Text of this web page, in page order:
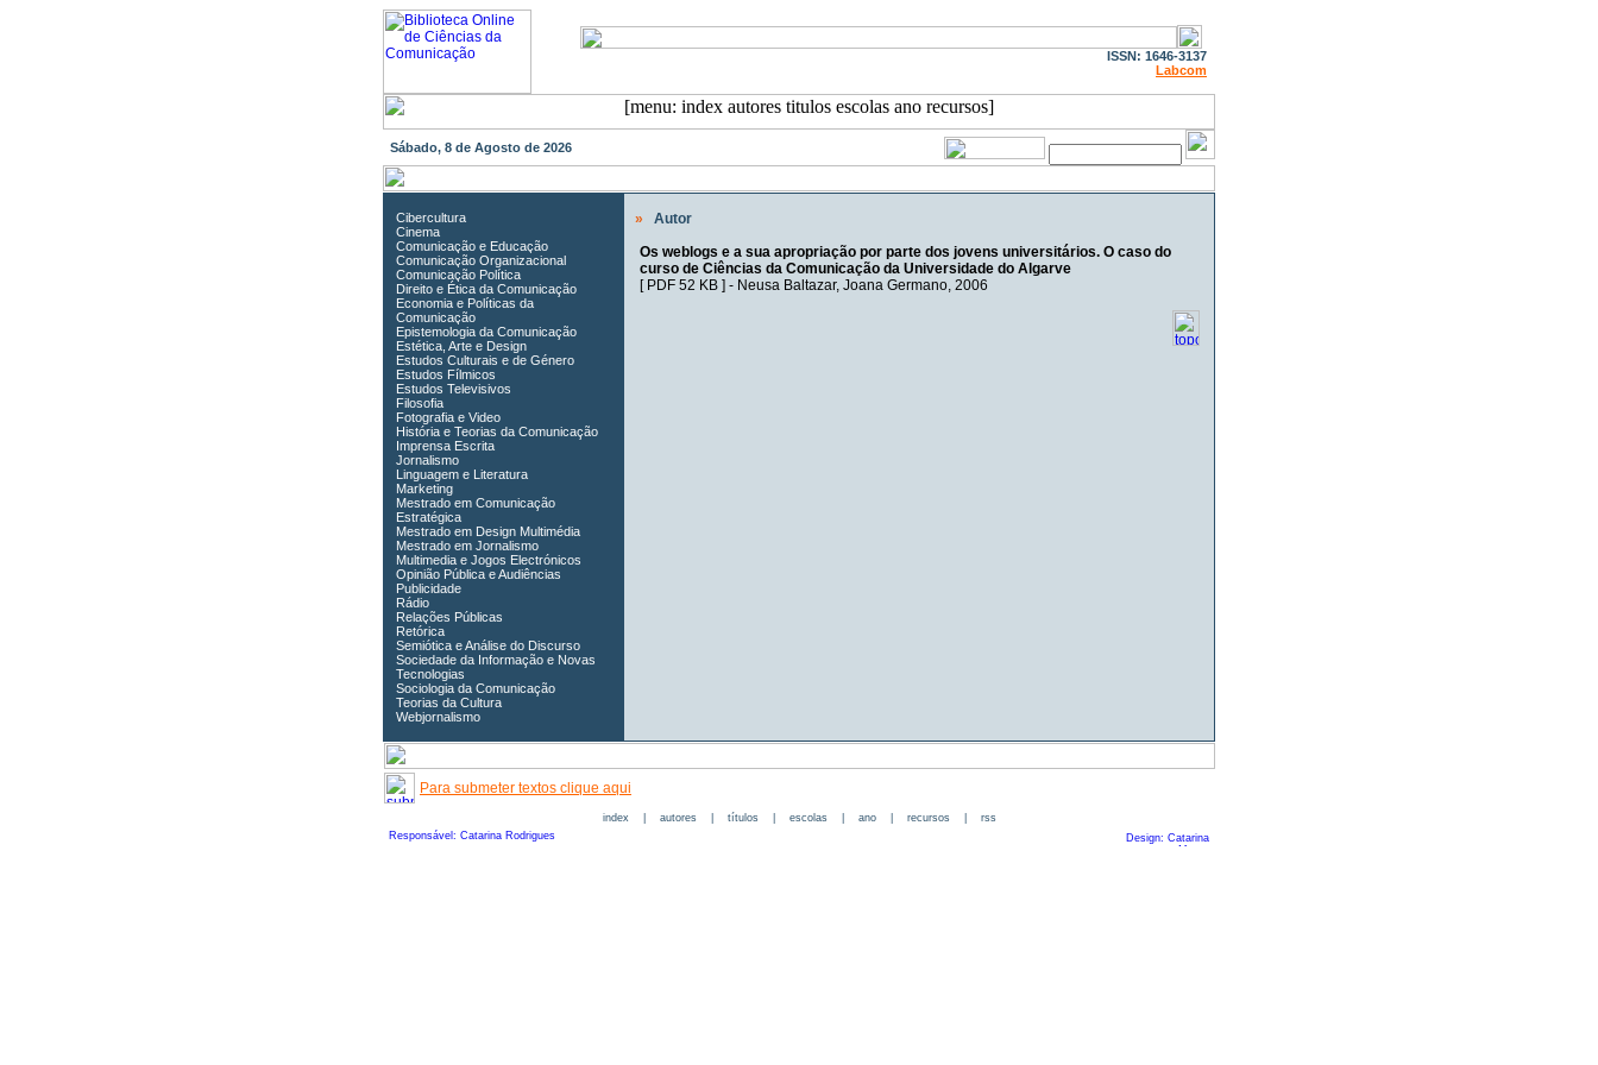
ISSN: 1646-3137
Labcom
Sábado, 8 de Agosto de 2026
Cibercultura
Cinema
Comunicação e Educação
Comunicação Organizacional
Comunicação Política
Direito e Ética da Comunicação
Economia e Políticas da
Comunicação
Epistemologia da Comunicação
Estética, Arte e Design
Estudos Culturais e de Género
Estudos Fílmicos
Estudos Televisivos
Filosofia
Fotografia e Video
História e Teorias da Comunicação
Imprensa Escrita
Jornalismo
Linguagem e Literatura
Marketing
Mestrado em Comunicação
Estratégica
Mestrado em Design Multimédia
Mestrado em Jornalismo
Multimedia e Jogos Electrónicos
Opinião Pública e Audiências
Publicidade
Rádio
Relações Públicas
Retórica
Semiótica e Análise do Discurso
Sociedade da Informação e Novas
Tecnologias
Sociologia da Comunicação
Teorias da Cultura
Webjornalismo
»
Autor
Os weblogs e a sua apropriação por parte dos jovens universitários. O caso do
curso de Ciências da Comunicação da Universidade do Algarve
[ PDF 52 KB] - Neusa Baltazar, Joana Germano, 2006
Para submeter textos clique aqui
index| autores| títulos| escolas| ano| recursos| rss